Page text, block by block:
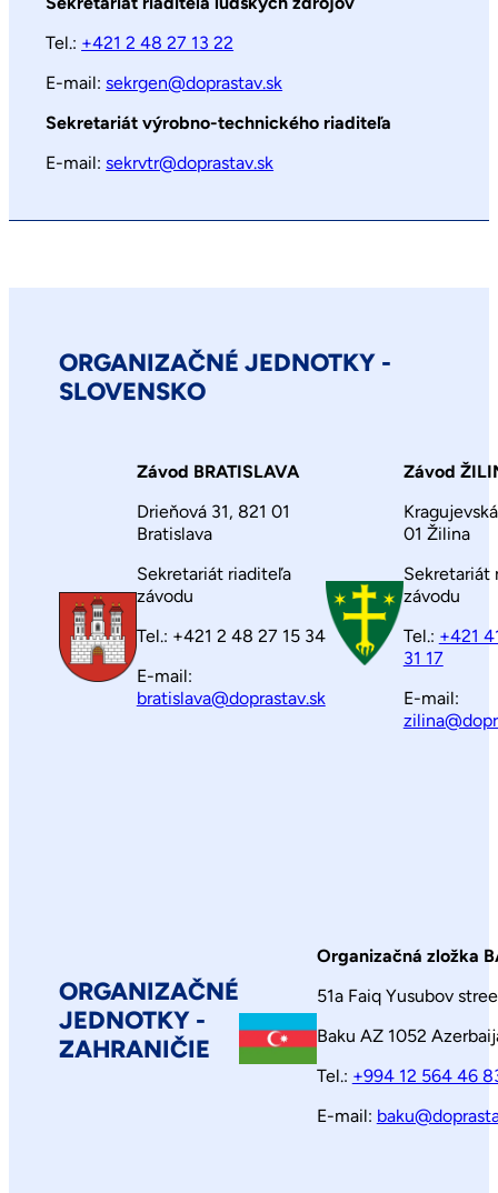
Tel.: +421 2 48 27 13 22
E-mail:sekrgen@doprastav.sk
Sekretariát výrobno-technického riaditeľa
E-mail:sekrvtr@doprastav.sk
ORGANIZAČNÉ JEDNOTKY -
SLOVENSKO
Závod BRATISLAVA
Drieňová 31, 821 01
Bratislava
Sekretariát riaditeľa
závodu
Tel.: +421 2 48 27 15 34
E-mail:
bratislava@doprastav.sk
Závod
01 Žilina
Sekretariát
závodu
Tel.: +421
31 17
E-mail:
ORGANIZAČNÉ
JEDNOTKY -
ZAHRANIČIE
Organizačná zložka
51a Faiq Yusubov
Baku AZ 1052
Tel.: +994 12 564 46
E-mail: